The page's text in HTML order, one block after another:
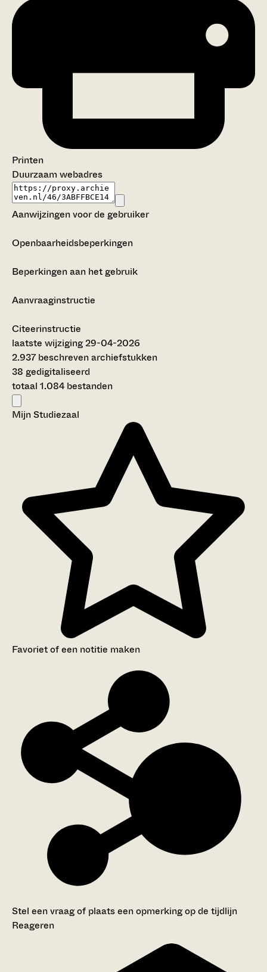
Printen
Duurzaam webadres
Aanwijzingen voor de gebruiker
Openbaarheidsbeperkingen
Beperkingen aan het gebruik
Aanvraaginstructie
Citeerinstructie
laatste wijziging 29-04-2026
2.937 beschreven archiefstukken
38 gedigitaliseerd
totaal 1.084 bestanden
Mijn Studiezaal
Favoriet of een notitie maken
Stel een vraag of plaats een opmerking op de tijdlijn
Reageren